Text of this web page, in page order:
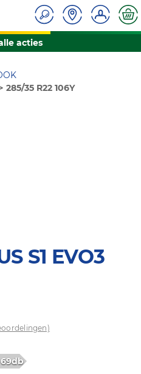
acties
285/35 R22 106Y
S1 EVO3
69db